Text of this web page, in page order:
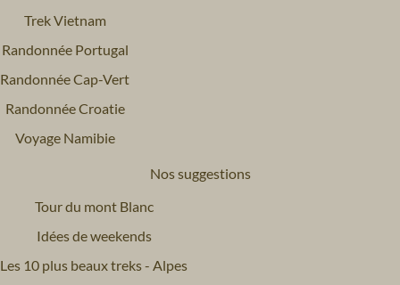
Trek Vietnam
Randonnée Portugal
Randonnée Cap-Vert
Randonnée Croatie
Voyage Namibie
Nos suggestions
Tour du mont Blanc
Idées de weekends
Les 10 plus beaux treks - Alpes